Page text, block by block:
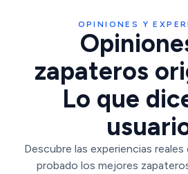
OPINIONES Y
zapateros
Lo que
Descubre las experiencias
probado los mejores